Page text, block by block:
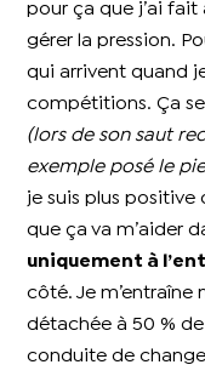
pour ça que j’ai
gérer la pression.
qui arrivent quand
compétitions. Ça
(lors de son saut
exemple posé le
je suis plus positive
que ça va m’aider
uniquement à
côté. Je m’entraîne
détachée à 50 %
conduite de